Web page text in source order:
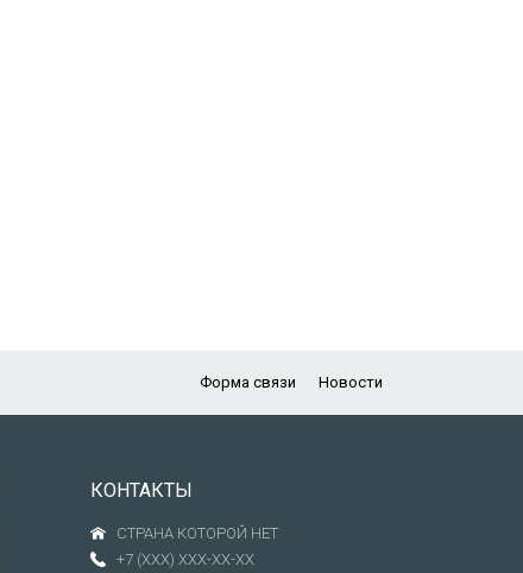
Форма связи Новости
КОНТАКТЫ
СТРАНА КОТОРОЙ НЕТ
+7 (XXX) XXX-XX-XX